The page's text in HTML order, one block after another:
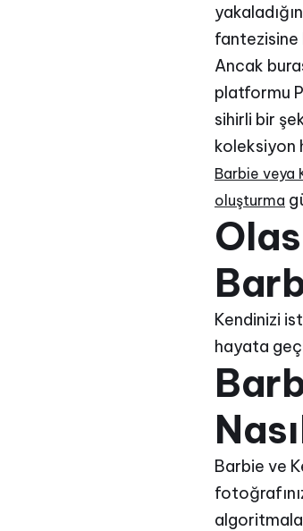
fantezisine
Ancak
platformu
sihirli bir
koleksiyon
Barbie veya
oluşturma
Kendinizi
hayata
Barbie ve